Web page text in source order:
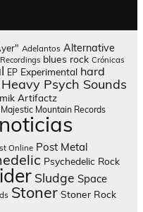
Adelantos Alternative
blues rock Crónicas
EP Experimental hard
Heavy Psych Sounds
Artifactz
Majestic Mountain Records
noticias
Online Post Metal
Psychedelic Rock
Sludge Space
Stoner Stoner Rock